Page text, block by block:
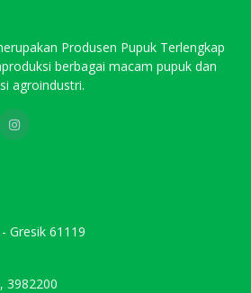
Produsen Pupuk Terlengkap
berbagai macam pupuk dan
agroindustri.
Gresik 61119
3982200